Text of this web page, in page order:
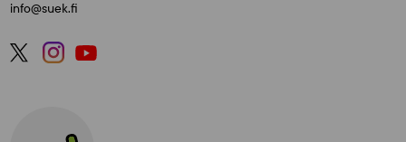
info@suek.fi